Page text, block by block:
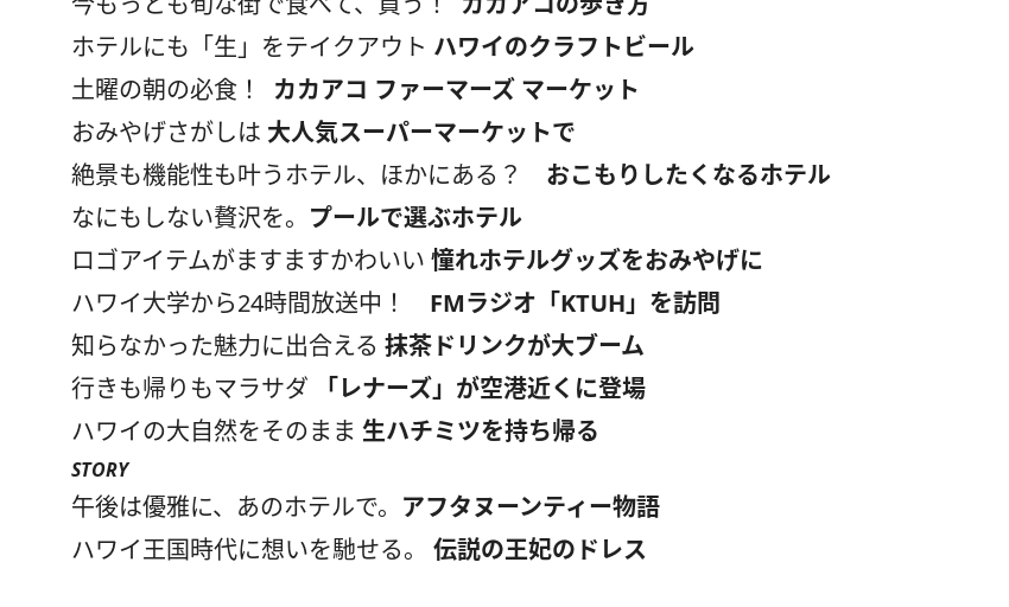
ホテルにも「生」をテイクアウト ハワイのクラフトビール
土曜の朝の必食！ カカアコ ファーマーズ マーケット
おみやげさがしは 大人気スーパーマーケットで
絶景も機能性も叶うホテル、ほかにある？ おこもりしたくなるホテル
なにもしない贅沢を。 プールで選ぶホテル
ロゴアイテムがますますかわいい 憧れホテルグッズをおみやげに
ハワイ大学から24時間放送中！ FMラジオ「KTUH」を訪問
知らなかった魅力に出合える 抹茶ドリンクが大ブーム
行きも帰りもマラサダ
「レナーズ」が空港近くに登場
ハワイの大自然をそのまま 生ハチミツを持ち帰る
STORY
午後は優雅に、あのホテルで。 アフタヌーンティー物語
ハワイ王国時代に想いを馳せる。 伝説の王妃のドレス